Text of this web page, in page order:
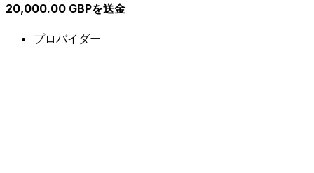
20,000.00 GBPを送金
プロバイダー